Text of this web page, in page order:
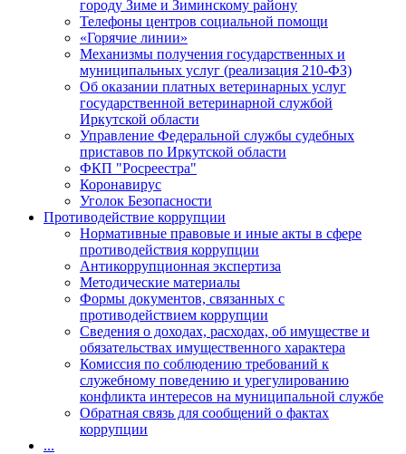
городу Зиме и Зиминскому району
Телефоны центров социальной помощи
«Горячие линии»
Механизмы получения государственных и
муниципальных услуг (реализация 210-ФЗ)
Об оказании платных ветеринарных услуг
государственной ветеринарной службой
Иркутской области
Управление Федеральной службы судебных
приставов по Иркутской области
ФКП "Росреестра"
Коронавирус
Уголок Безопасности
Противодействие коррупции
Нормативные правовые и иные акты в сфере
противодействия коррупции
Антикоррупционная экспертиза
Методические материалы
Формы документов, связанных с
противодействием коррупции
Сведения о доходах, расходах, об имуществе и
обязательствах имущественного характера
Комиссия по соблюдению требований к
служебному поведению и урегулированию
конфликта интересов на муниципальной службе
Обратная связь для сообщений о фактах
коррупции
...